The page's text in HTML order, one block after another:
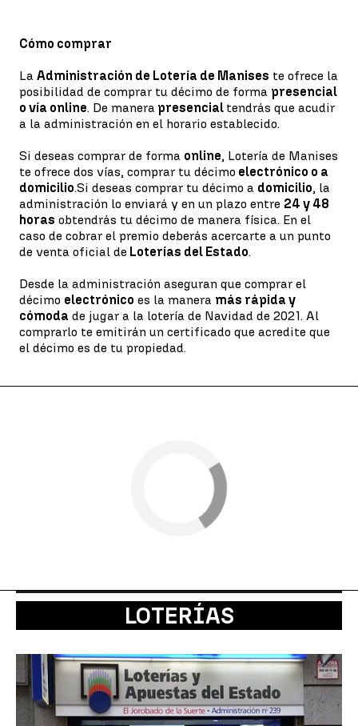
Cómo comprar
La Administración de Lotería de Manises te ofrece la
posibilidad de comprar tu décimo de forma presencial
o vía online. De manera presencial tendrás que acudir
a la administración en el horario establecido.
Si deseas comprar de forma online, Lotería de Manises
te ofrece dos vías, comprar tu décimo electrónico o a
domicilio.Si deseas comprar tu décimo a domicilio, la
administración lo enviará y en un plazo entre 24 y 48
horas obtendrás tu décimo de manera física. En el
caso de cobrar el premio deberás acercarte a un punto
de venta oficial de Loterías del Estado.
Desde la administración aseguran que comprar el
décimo electrónico es la manera más rápida y
cómoda de jugar a la lotería de Navidad de 2021. Al
comprarlo te emitirán un certificado que acredite que
el décimo es de tu propiedad.
LOTERÍAS